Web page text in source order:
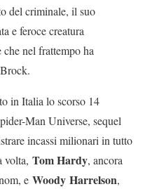
del criminale, il suo
e feroce creatura
nel frattempo ha
in Italia lo scorso 14
Man Universe, sequel
incassi milionari in tutto
volta, Tom Hardy, ancora
e Woody Harrelson,